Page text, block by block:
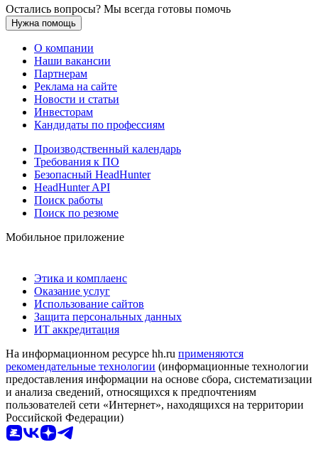
Остались вопросы? Мы всегда готовы помочь
Нужна помощь
О компании
Наши вакансии
Партнерам
Реклама на сайте
Новости и статьи
Инвесторам
Кандидаты по профессиям
Производственный календарь
Требования к ПО
Безопасный HeadHunter
HeadHunter API
Поиск работы
Поиск по резюме
Мобильное приложение
Этика и комплаенс
Оказание услуг
Использование сайтов
Защита персональных данных
ИТ аккредитация
На информационном ресурсе hh.ru применяются
рекомендательные технологии (информационные технологии
предоставления информации на основе сбора, систематизации
и анализа сведений, относящихся к предпочтениям
пользователей сети «Интернет», находящихся на территории
Российской Федерации)